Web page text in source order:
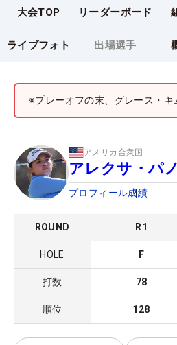
大会TOP リーダーボード
ライブフォト 出場選手
※プレーオフの末、グレース・キ
アメリカ合衆国
アレクサ・パノ
プロフィール成績
ROUND R1
HOLE F
打数 78
順位 128